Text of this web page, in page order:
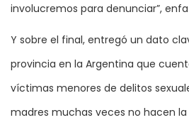
involucremos para denunciar”,
Y sobre el final, entregó un dato
provincia en la Argentina que
víctimas menores de delitos
madres muchas veces no hacen